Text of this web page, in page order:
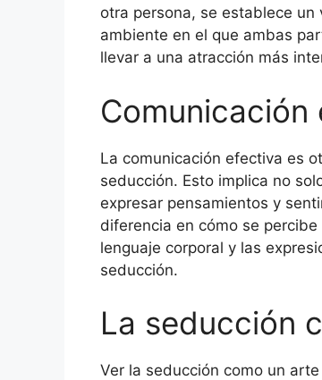
otra persona, se establece
ambiente en el que ambas
llevar a una atracción más
La comunicación efectiva es
seducción. Esto implica no
expresar pensamientos y
diferencia en cómo se
lenguaje corporal y las
seducción.
La seducción
Ver la seducción como un